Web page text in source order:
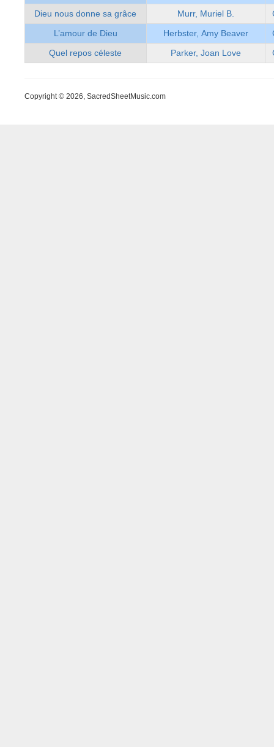
Dieu nous donne sa grâce
Murr, Muriel B.
L’amour de Dieu
Herbster, Amy Beaver
Quel repos céleste
Parker, Joan Love
Copyright © 2026, SacredSheetMusic.com